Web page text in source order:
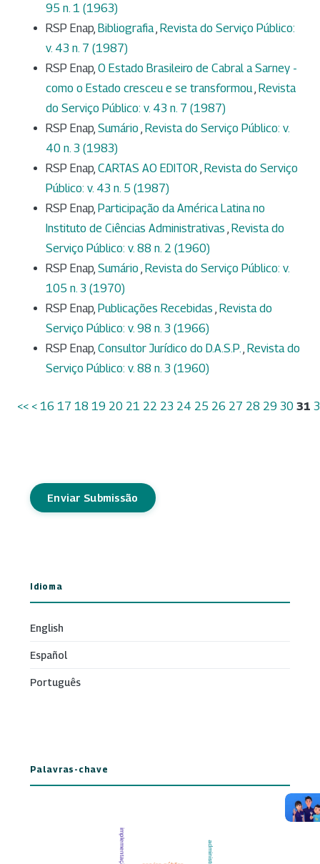
95 n. 1 (1963)
RSP Enap, Bibliografia Revista do Serviço Público:
v. 43 n. 7 (1987)
RSP Enap, O Estado Brasileiro de Cabral a Sarney -
como o Estado cresceu e se transformou Revista
do Serviço Público: v. 43 n. 7 (1987)
RSP Enap, Sumário Revista do Serviço Público: v.
40 n. 3 (1983)
RSP Enap, CARTAS AO EDITOR Revista do Serviço
Público: v. 43 n. 5 (1987)
RSP Enap, Participação da América Latina no
Instituto de Ciências Administrativas Revista do
Serviço Público: v. 88 n. 2 (1960)
RSP Enap, Sumário Revista do Serviço Público: v.
105 n. 3 (1970)
RSP Enap, Publicações Recebidas Revista do
Serviço Público: v. 98 n. 3 (1966)
RSP Enap, Consultor Jurídico do D.A.S.P. Revista do
Serviço Público: v. 88 n. 3 (1960)
<< < 16 17 18 19 20 21 22 23 24 25 26 27 28 29 30 31
Enviar Submissão
Idioma
English
Español
Português
Palavras-chave